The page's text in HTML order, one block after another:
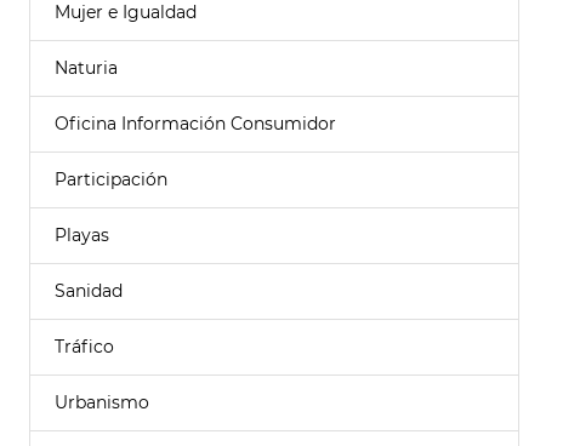
Mujer e Igualdad
Naturia
Oficina Información Consumidor
Participación
Playas
Sanidad
Tráfico
Urbanismo